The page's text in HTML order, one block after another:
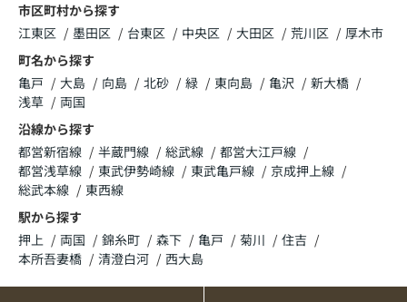
市区町村から探す
江東区
墨田区 台東区 中央区 大田区 荒川区
厚木市
町名から探す
亀戸
大島 向島 北砂 緑 東向島 亀沢
新大橋
浅草
両国
沿線から探す
都営新宿線
半蔵門線 総武線
都営大江戸線
都営浅草線
東武伊勢崎線 東武亀戸線
京成押上線
総武本線
東西線
駅から探す
押上
両国 錦糸町 森下 亀戸 菊川
住吉
本所吾妻橋
清澄白河 西大島